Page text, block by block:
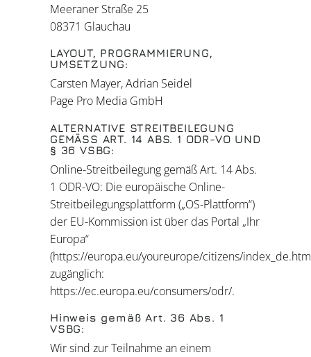
Meeraner Straße 25
08371 Glauchau
LAYOUT, PROGRAMMIERUNG,
UMSETZUNG:
Carsten Mayer, Adrian Seidel
Page Pro Media GmbH
ALTERNATIVE STREITBEILEGUNG
GEMÄSS ART. 14 ABS. 1 ODR-VO UND
§ 36 VSBG:
Online-Streitbeilegung gemäß Art. 14 Abs.
1 ODR-VO: Die europäische Online-
Streitbeilegungsplattform („OS-Plattform“)
der EU-Kommission ist über das Portal „Ihr
Europa“
(https://europa.eu/youreurope/citizens/
zugänglich:
https://ec.europa.eu/consumers/odr/.
Hinweis gemäß Art. 36 Abs. 1
VSBG:
Wir sind zur Teilnahme an einem